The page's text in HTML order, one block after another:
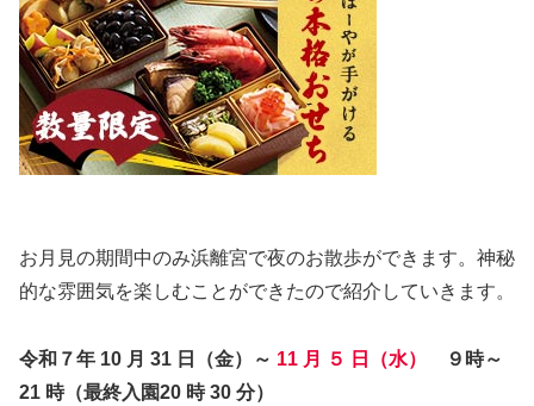
お月見の期間中のみ浜離宮で夜のお散歩ができます。神秘
的な雰囲気を楽しむことができたので紹介していきます。
令和７年 10 月 31 日（金）～ 11 月 ５ 日（水）
９時～
21 時（最終入園20 時 30 分）